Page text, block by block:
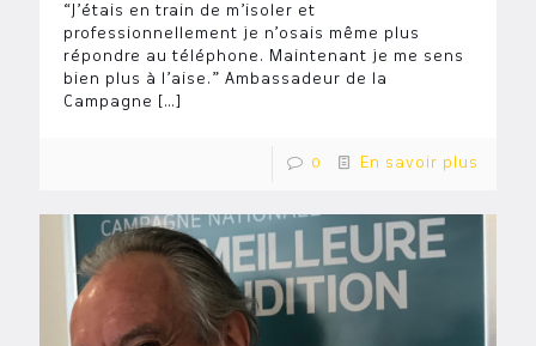
“J’étais en train de m’isoler et
professionnellement je n’osais même plus
répondre au téléphone. Maintenant je me sens
bien plus à l’aise.” Ambassadeur de la
Campagne
[…]
0 En savoir plus